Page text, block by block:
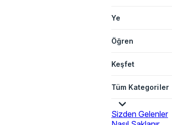
Ye
Öğren
Keşfet
Tüm Kategoriler
Sizden Gelenler